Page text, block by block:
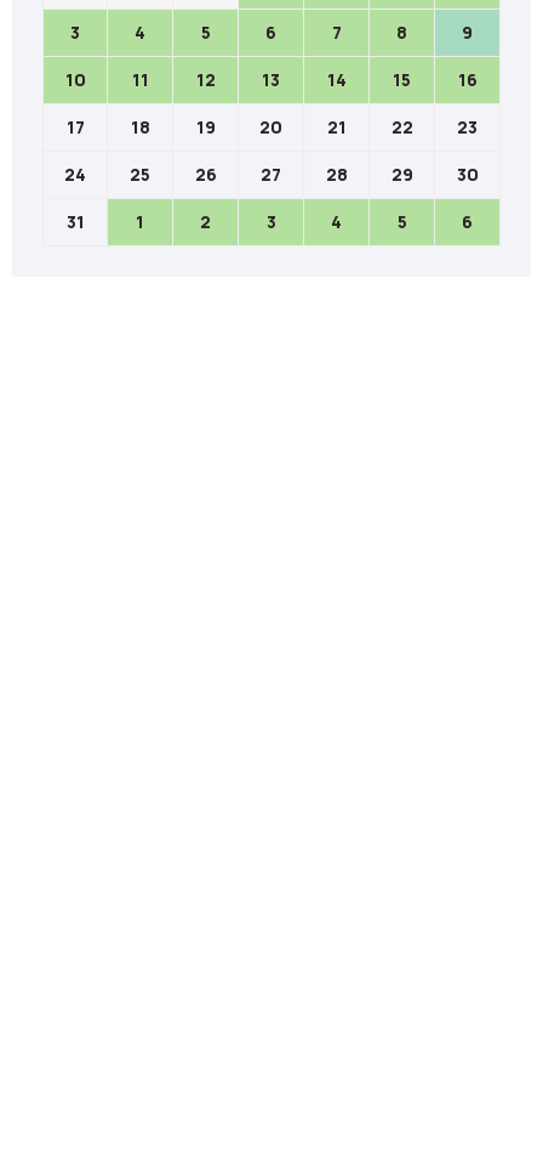
3 4 5 6 7 8 9
10 11 12 13 14 15 16
17 18 19 20 21 22 23
24 25 26 27 28 29 30
31 1 2 3 4 5 6